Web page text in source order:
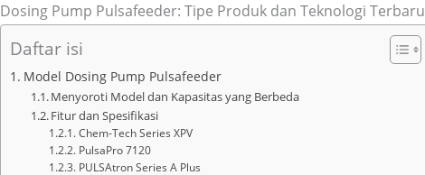
Dosing Pump Pulsafeeder: Tipe Produk dan Teknologi Terbaru
Daftar isi
Model Dosing Pump Pulsafeeder
Menyoroti Model dan Kapasitas yang Berbeda
Fitur dan Spesifikasi
Chem-Tech Series XPV
PulsaPro 7120
PULSAtron Series A Plus